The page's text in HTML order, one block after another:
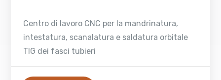
Centro di lavoro CNC per la mandrinatura,
intestatura, scanalatura e saldatura orbitale
TIG dei fasci tubieri